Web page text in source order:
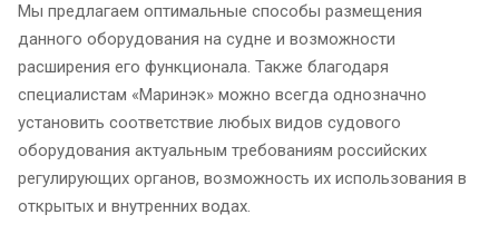
Мы предлагаем оптимальные способы размещения
данного оборудования на судне и возможности
расширения его функционала. Также благодаря
специалистам «Маринэк» можно всегда однозначно
установить соответствие любых видов судового
оборудования актуальным требованиям российских
регулирующих органов, возможность их использования в
открытых и внутренних водах.